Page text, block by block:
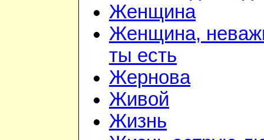
Женщина
Женщина,
ты есть
Жернова
Живой
Жизнь